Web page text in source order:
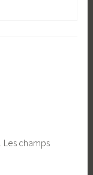
Les champs